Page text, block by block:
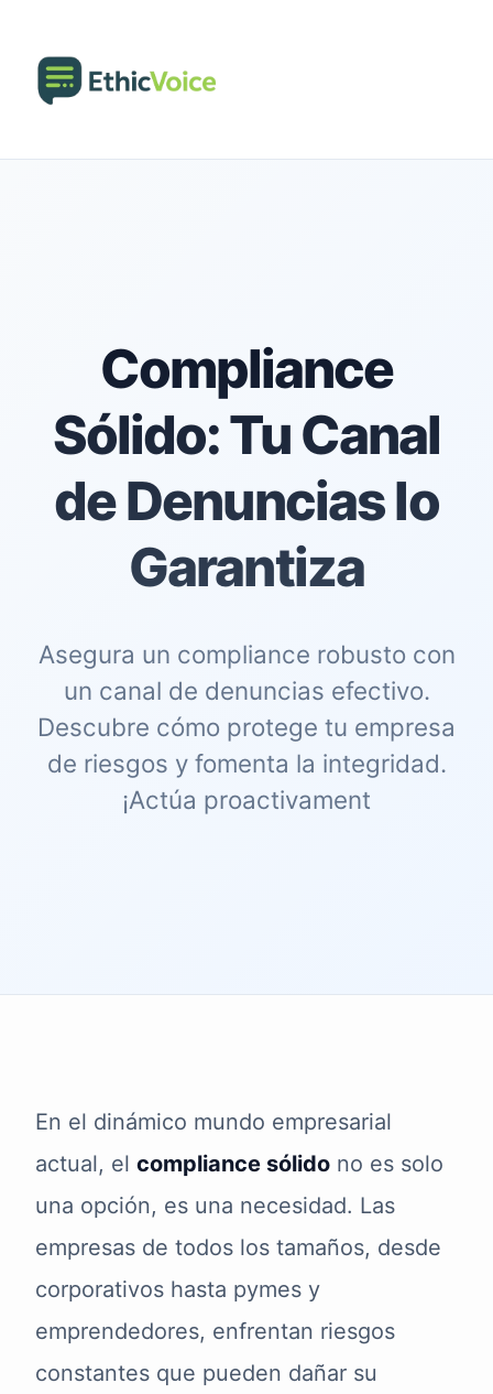
Compliance
Sólido: Tu Canal
de Denuncias lo
Garantiza
Asegura un compliance robusto con
un canal de denuncias efectivo.
Descubre cómo protege tu empresa
de riesgos y fomenta la integridad.
¡Actúa proactivament
En el dinámico mundo empresarial
actual, el compliance sólido no es solo
una opción, es una necesidad. Las
empresas de todos los tamaños, desde
corporativos hasta pymes y
emprendedores, enfrentan riesgos
constantes que pueden dañar su